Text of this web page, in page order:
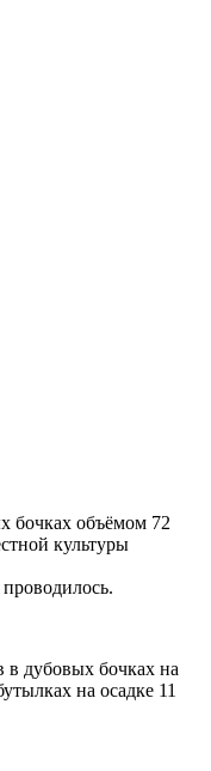
бочках объёмом 72
культуры
дубовых бочках на
на осадке 11